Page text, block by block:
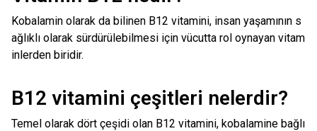
Kobalamin olarak da bilinen B12 vitamini, insan yaşamının s
ağlıklı olarak sürdürülebilmesi için vücutta rol oynayan vitam
inlerden biridir.
B12 vitamini çeşitleri nelerdir?
Temel olarak dört çeşidi olan B12 vitamini, kobalamine bağlı